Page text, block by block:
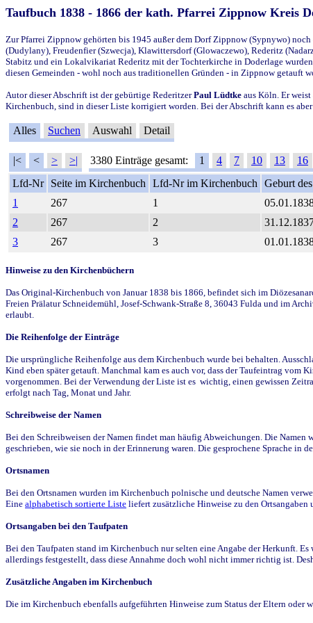
Taufbuch 1838 - 1866 der kath. Pfarrei Zippnow Kreis
Zur Pfarrei Zippnow gehörten bis 1945 außer dem Dorf Zippnow (Sypnywo)
(Dudylany), Freudenfier (Szwecja), Klawittersdorf (Glowaczewo), Rederitz
Stabitz und ein Lokalvikariat Rederitz mit der Tochterkirche in Doderlage
diesen Gemeinden - wohl noch aus traditionellen Gründen - in Zippnow getauft
Autor dieser Abschrift ist der gebürtige RederitzerPaul Lüdtke aus Köln. Er
Kirchenbuch, sind in dieser Liste korrigiert worden. Bei der Abschrift kann es
Alles Suchen Auswahl Detail
|< < > >| 3380 Einträge gesamt: 1 4 7 10 13 16
Lfd-Nr
Seite im Kirchenbuch Lfd-Nr im Kirchenbuch Geburt
1
267 1
2
267 2
3
267 3
Hinweise zu den Kirchenbüchern
Das Original-Kirchenbuch von Januar 1838 bis 1866, befindet sich im
Freien Prälatur Schneidemühl, Josef-Schwank-Straße 8, 36043 Fulda und im
erlaubt.
Die Reihenfolge der Einträge
Die ursprüngliche Reihenfolge aus dem Kirchenbuch wurde bei behalten.
Kind eben später getauft. Manchmal kam es auch vor, dass der Taufeintrag
vorgenommen. Bei der Verwendung der Liste ist es wichtig, einen gewissen
erfolgt nach Tag, Monat und Jahr.
Schreibweise der Namen
Bei den Schreibweisen der Namen findet man häufig Abweichungen. Die Namen
geschrieben, wie sie noch in der Erinnerung waren. Die gesprochene Sprache
Ortsnamen
Bei den Ortsnamen wurden im Kirchenbuch polnische und deutsche Namen
Eine alphabetisch sortierte Liste liefert zusätzliche Hinweise zu den
Ortsangaben bei den Taufpaten
Bei den Taufpaten stand im Kirchenbuch nur selten eine Angabe der Herkunft.
allerdings festgestellt, dass diese Annahme doch wohl nicht immer richtig ist.
Zusätzliche Angaben im Kirchenbuch
Die im Kirchenbuch ebenfalls aufgeführten Hinweise zum Status der Eltern oder